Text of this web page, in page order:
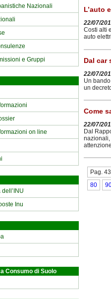
Nazionali
e Gruppi
on line
Inu
Consumo di Suolo
L’auto
22/07/
Costi alti
auto
Dal car
22/07/
Un
un
Come
22/07/
Dal
Pag.
80